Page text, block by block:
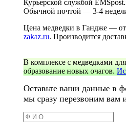
Курьерской службой
Обычной почтой — 3-4
Цена медведки в Гандже —
zakaz.ru. Производится
В комплексе с медведками
образование новых очагов.
Оставьте ваши данные в
мы сразу перезвоним вам